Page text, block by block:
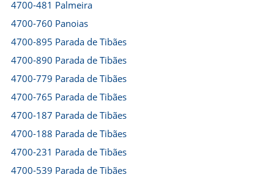
4700-481 Palmeira
4700-760 Panoias
4700-895 Parada de Tibães
4700-890 Parada de Tibães
4700-779 Parada de Tibães
4700-765 Parada de Tibães
4700-187 Parada de Tibães
4700-188 Parada de Tibães
4700-231 Parada de Tibães
4700-539 Parada de Tibães